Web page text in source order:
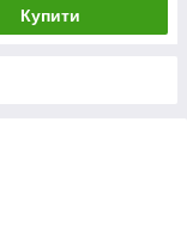
Купити